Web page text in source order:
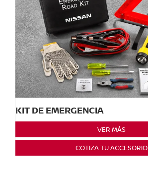
KIT DE EMERGENCIA
VER MÁS
COTIZA TU ACCESORIO